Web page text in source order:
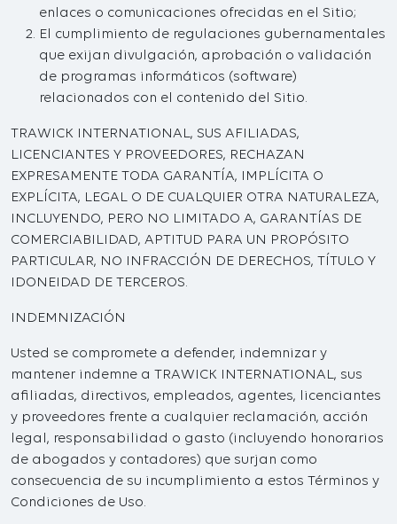
enlaces o comunicaciones ofrecidas en el Sitio;
El cumplimiento de regulaciones gubernamentales
que exijan divulgación, aprobación o validación
de programas informáticos (software)
relacionados con el contenido del Sitio.
TRAWICK INTERNATIONAL, SUS AFILIADAS,
LICENCIANTES Y PROVEEDORES, RECHAZAN
EXPRESAMENTE TODA GARANTÍA, IMPLÍCITA O
EXPLÍCITA, LEGAL O DE CUALQUIER OTRA NATURALEZA,
INCLUYENDO, PERO NO LIMITADO A, GARANTÍAS DE
COMERCIABILIDAD, APTITUD PARA UN PROPÓSITO
PARTICULAR, NO INFRACCIÓN DE DERECHOS, TÍTULO Y
IDONEIDAD DE TERCEROS.
INDEMNIZACIÓN
Usted se compromete a defender, indemnizar y
mantener indemne a TRAWICK INTERNATIONAL, sus
afiliadas, directivos, empleados, agentes, licenciantes
y proveedores frente a cualquier reclamación, acción
legal, responsabilidad o gasto (incluyendo honorarios
de abogados y contadores) que surjan como
consecuencia de su incumplimiento a estos Términos y
Condiciones de Uso.